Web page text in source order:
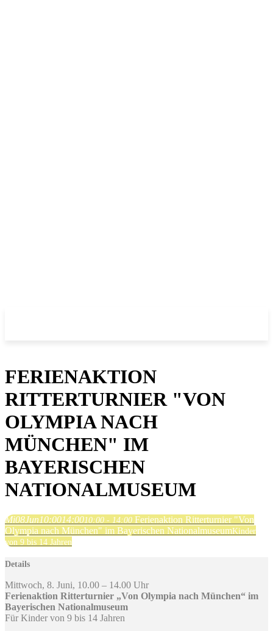
FERIENAKTION
RITTERTURNIER "VON
OLYMPIA NACH
MÜNCHEN" IM
BAYERISCHEN
NATIONALMUSEUM
Mi08Jun10:0014:0010:00 - 14:00 Ferienaktion Ritterturnier "Von
Olympia nach München" im Bayerischen NationalmuseumKinder
von 9 bis 14 Jahren
Details
Mittwoch, 8. Juni, 10.00 – 14.00 Uhr
Ferienaktion Ritterturnier „Von Olympia nach München“ im
Bayerischen Nationalmuseum
Für Kinder von 9 bis 14 Jahren